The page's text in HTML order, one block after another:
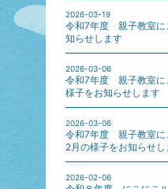
2026-03-19
令和7年度 親子教室に
知らせします
2026-03-06
令和7年度 親子教室に
様子をお知らせします
2026-03-06
令和7年度 親子教室に
2月の様子をお知らせし
2026-02-06